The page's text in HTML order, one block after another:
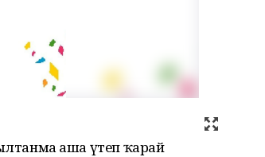
аша үтеп ҡарай